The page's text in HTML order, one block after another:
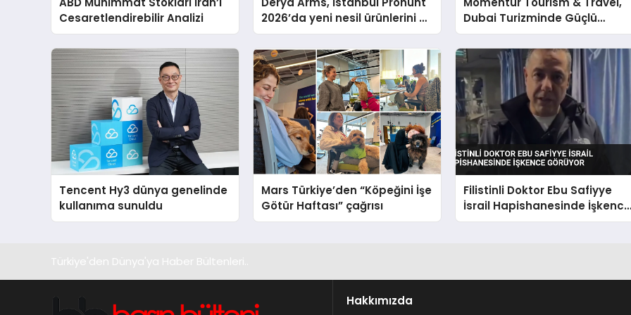
Cesaretlendirebilir Analizi
2026’da yeni nesil ürünlerini ve
global marka vizyonunu
sergiledi
Dubai Turizminde Güçlü
Operasyon Ağıyla Fark
Yaratıyor
Tencent Hy3 dünya genelinde
kullanıma sunuldu
Mars Türkiye’den “Köpeğini İşe
Götür Haftası” çağrısı
Filistinli Doktor Ebu Safiyye
İsrail Hapishanesinde İşkence
Görüyor
Türkiye'den Dünya'ya Haber Bültenleri..
Hakkımızda